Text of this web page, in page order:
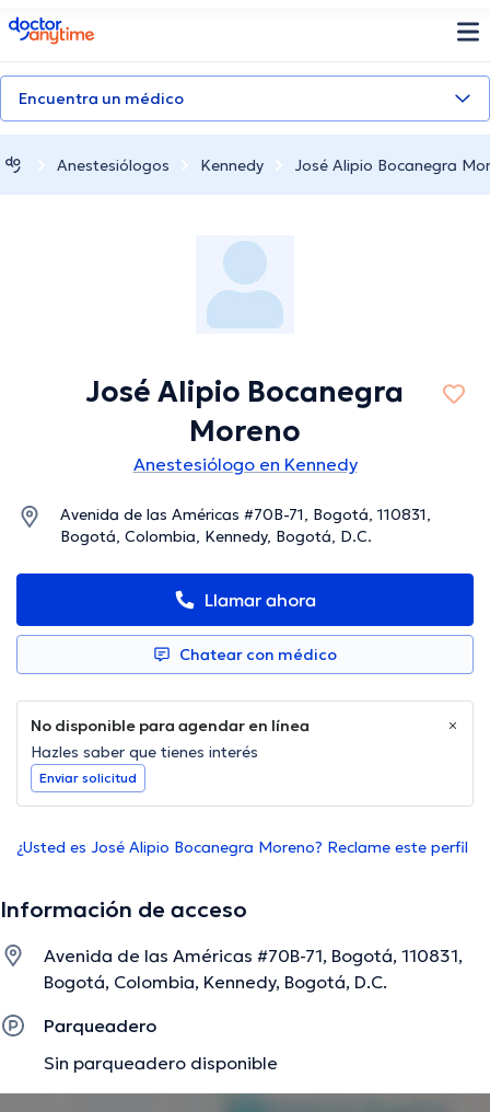
doctoranytime
Encuentra un médico
Anestesiólogos Kennedy José Alipio Bocanegra
José Alipio Bocanegra
Moreno
Anestesiólogo en Kennedy
Avenida de las Américas #70B-71, Bogotá, 110831,
Bogotá, Colombia, Kennedy, Bogotá, D.C.
Llamar ahora
Chatear con médico
No disponible para agendar en línea
Hazles saber que tienes interés
Enviar solicitud
¿Usted es José Alipio Bocanegra Moreno? Reclame este perfil
Información de acceso
Avenida de las Américas #70B-71, Bogotá, 110831,
Bogotá, Colombia, Kennedy, Bogotá, D.C.
Parqueadero
Sin parqueadero disponible